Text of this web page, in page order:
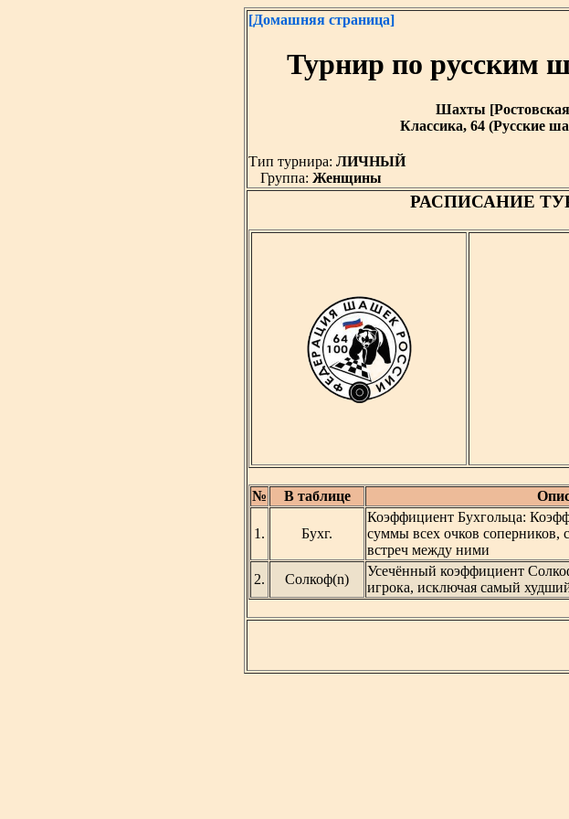
[Домашняя страница]
Турнир по русским
Шахты [Ростовская
Классика, 64 (Русские
Тип турнира: ЛИЧНЫЙ
Группа: Женщины
РАСПИСАНИЕ
№ В таблице
1. Бухг.
Коэффициент Бухгольца:
суммы всех очков соперников,
встреч между ними
2.
Солкоф(n)
Усечённый коэффициент
игрока, исключая самый худший